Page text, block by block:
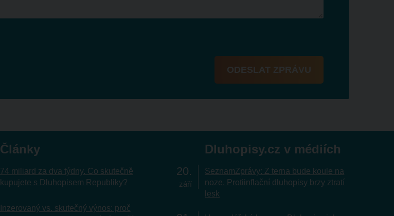
ODESLAT ZPRÁVU
Články
74 miliard za dva týdny. Co skutečně
kupujete s Dluhopisem Republiky?
Inzerovaný vs. skutečný výnos: proč
Dluhopisy.cz v médiích
20
září
SeznamZprávy: Z terna bude koule na
noze. Protiinflační dluhopisy brzy ztratí
lesk